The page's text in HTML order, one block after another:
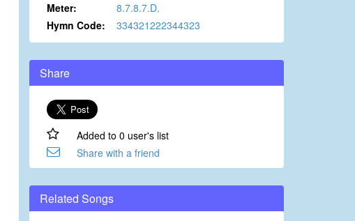
Meter:
8.7.8.7.D.
Hymn Code:
334321222344323
Share
Added to 0 user's list
Share with a friend
Related Songs